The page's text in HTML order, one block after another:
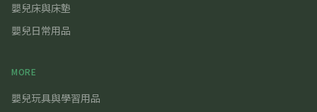
嬰兒床與床墊
嬰兒日常用品
MORE
嬰兒玩具與學習用品